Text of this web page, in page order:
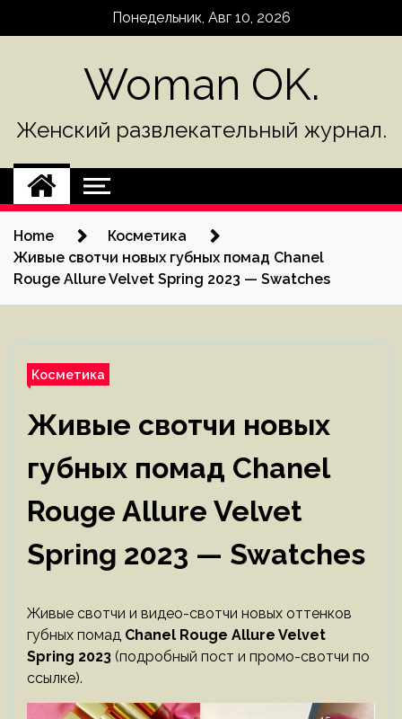
Понедельник, Авг 10, 2026
Woman OK.
Женский развлекательный журнал.
Home
Косметика
Живые свотчи новых губных помад Chanel
Rouge Allure Velvet Spring 2023 — Swatches
Косметика
Живые свотчи новых
губных помад Chanel
Rouge Allure Velvet
Spring 2023 — Swatches
Живые свотчи и видео-свотчи новых оттенков
губных помад Chanel Rouge Allure Velvet
Spring 2023 (подробный пост и промо-свотчи по
ссылке).